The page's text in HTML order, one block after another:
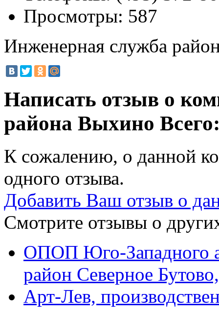
Просмотры: 587
Инженерная служба
Написать отзыв о
района Выхино
К сожалению, о данной
одного отзыва.
Добавить Ваш отзыв о
Смотрите отзывы о
ОПОП Юго-Западного
район Северное
Арт-Лев,